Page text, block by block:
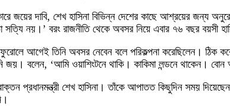
জয়ের দাবি, শেখ হাসিনা বিভিন্ন দেশের কাছে আশ্রয়ের
নয়।’ বরং রাজনীতি থেকে অবসর নিয়ে এবার ৭৬ বছর বয়সী
ফুরোলে আগেই তিনি অবসর নেবেন বলে পরিকল্পনা করেছিলেন।
জয়। বলেন, ‘আমি ওয়াশিংটনে থাকি। কাকিমা লন্ডনে থাকেন।
প্রধানমন্ত্রী শেখ হাসিনা। তাঁকে আপাতত কিছুদিন সময়